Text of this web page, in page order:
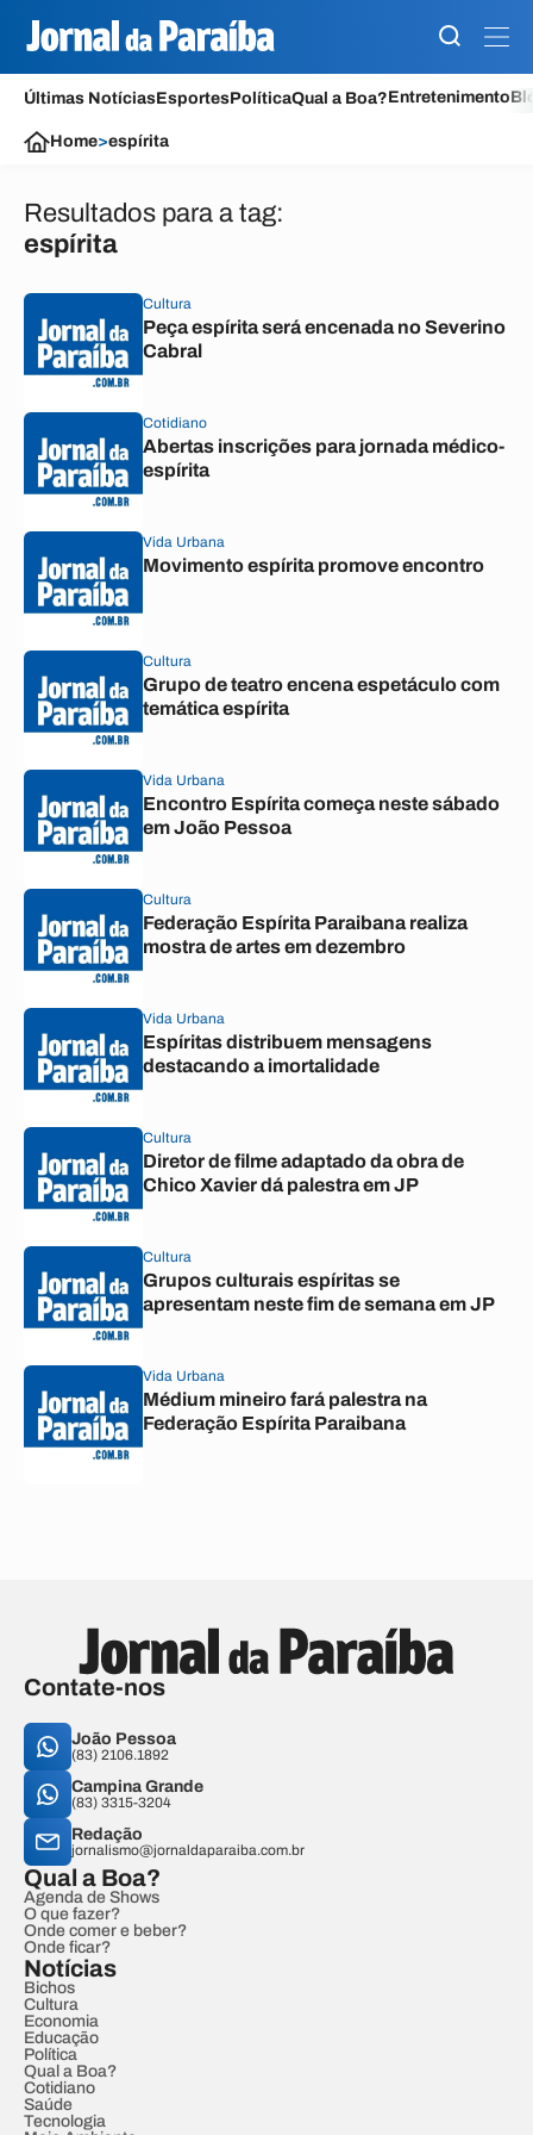
Últimas NotíciasEsportesPolíticaQual a Boa?Entretenimento
Home>espírita
Resultados para a tag:
espírita
Cultura
Peça espírita será encenada no Severino
Cabral
Cotidiano
Abertas inscrições para jornada médico-
espírita
Vida Urbana
Movimento espírita promove encontro
Cultura
Grupo de teatro encena espetáculo com
temática espírita
Vida Urbana
Encontro Espírita começa neste sábado
em João Pessoa
Cultura
Federação Espírita Paraibana realiza
mostra de artes em dezembro
Vida Urbana
Espíritas distribuem mensagens
destacando a imortalidade
Cultura
Diretor de filme adaptado da obra de
Chico Xavier dá palestra em JP
Cultura
Grupos culturais espíritas se
apresentam neste fim de semana em JP
Vida Urbana
Médium mineiro fará palestra na
Federação Espírita Paraibana
Contate-nos
João Pessoa
(83) 2106.1892
Campina Grande
(83) 3315-3204
Redação
jornalismo@jornaldaparaiba.com.br
Qual a Boa?
Agenda de Shows
O que fazer?
Onde comer e beber?
Onde ficar?
Notícias
Bichos
Cultura
Economia
Educação
Política
Qual a Boa?
Cotidiano
Saúde
Tecnologia